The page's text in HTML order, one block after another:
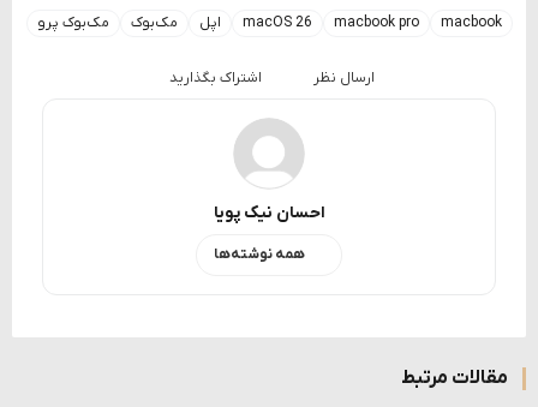
macbook
macbook pro
macOS 26 اپل مک‌بوک مک‌بوک پرو
ارسال نظر اشتراک بگذارید
احسان نیک پویا
همه نوشته‌ها
مقالات مرتبط